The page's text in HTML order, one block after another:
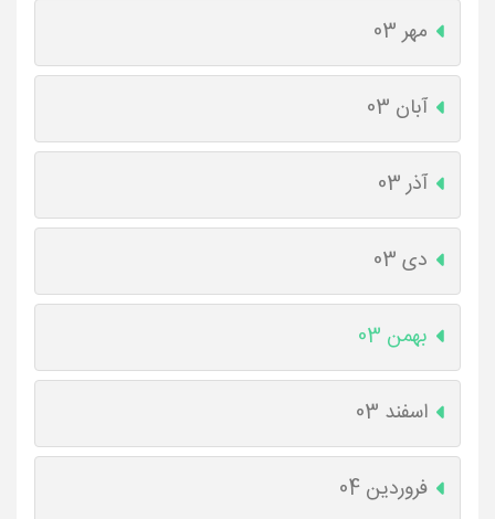
مهر 03
آبان 03
آذر 03
دی 03
بهمن 03
اسفند 03
فروردین 04